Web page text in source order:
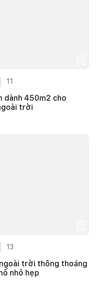
11
dành 450m2 cho
trời
13
trời thông thoáng
nhỏ hẹp